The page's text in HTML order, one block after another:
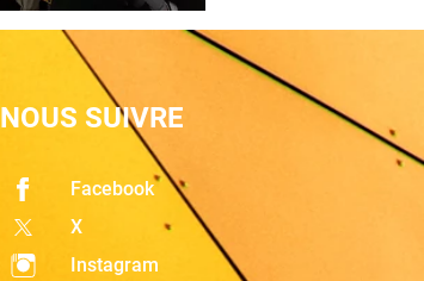
NOUS SUIVRE
Facebook
X
Instagram